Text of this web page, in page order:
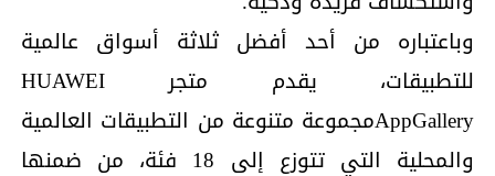
وباعتباره من أحد أفضل ثلاثة أسواق عالمية
للتطبيقات، يقدم متجر HUAWEI
AppGalleryمجموعة متنوعة من التطبيقات العالمية
والمحلية التي تتوزع إلى 18 فئة، من ضمنها